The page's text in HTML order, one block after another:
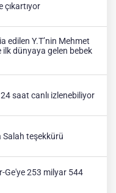
çıkartıyor
edilen Y.T’nin Mehmet
ilk dünyaya gelen bebek
saat canlı izlenebiliyor
Salah teşekkürü
Ge'ye 253 milyar 544